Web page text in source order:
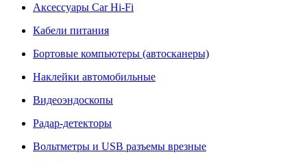
Аксессуары Car Hi-Fi
Кабели питания
Бортовые компьютеры (автосканеры)
Наклейки автомобильные
Видеоэндоскопы
Радар-детекторы
Вольтметры и USB разъемы врезные